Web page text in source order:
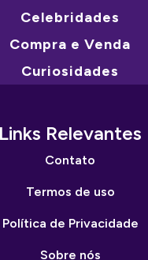
Celebridades
Compra e Venda
Curiosidades
Links Relevantes
Contato
Termos de uso
Política de Privacidade
Sobre nós